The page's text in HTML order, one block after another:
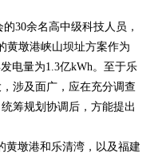
30余名高中级科技人员，
黄墩港峡山坝址方案作为
电量为1.3亿kWh。至于乐
涉及面广，应在充分调查
筹规划协调后，方能提出
墩港和乐清湾，以及福建